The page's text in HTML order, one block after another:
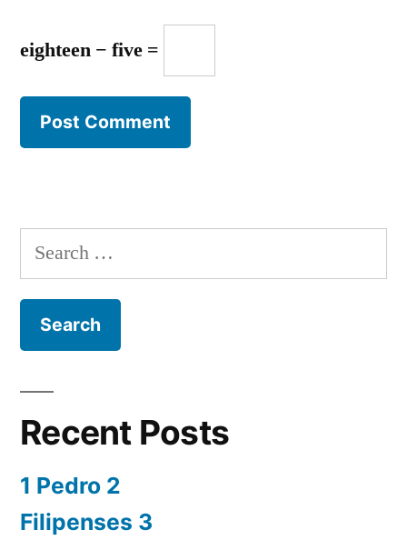
eighteen − five =
Search
for:
Recent Posts
1 Pedro 2
Filipenses 3